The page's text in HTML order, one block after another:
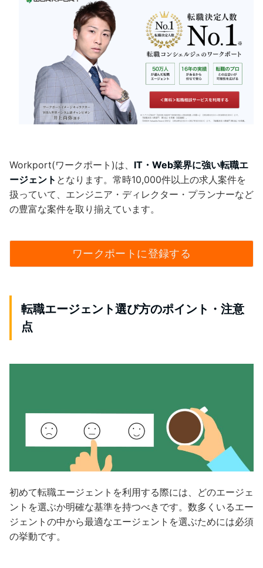
Workport(ワークポート)は、 IT・Web業界に強い転職エ
ージェント となります。常時10,000件以上の求人案件を
扱っていて、エンジニア・ディレクター・プランナーなど
の豊富な案件を取り揃えています。
ワークポートに登録する
転職エージェント選び方のポイント・注意
点
初めて転職エージェントを利用する際には、どのエージェ
ントを選ぶか明確な基準を持つべきです。数多くいるエー
ジェントの中から最適なエージェントを選ぶためには必須
の挙動です。